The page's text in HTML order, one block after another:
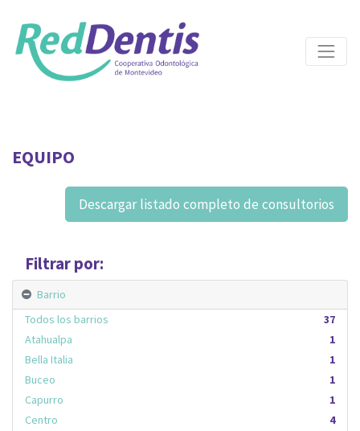
EQUIPO
Descargar listado completo de consultorios
Filtrar por:
Barrio
37
Todos los barrios
1
Atahualpa
1
Bella Italia
1
Buceo
1
Capurro
4
Centro